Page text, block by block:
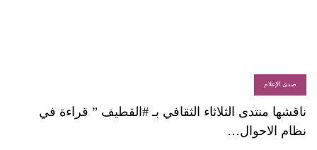
صدى الإعلام
ناقشها منتدى الثلاثاء الثقافي بـ #القطيف ” قراءة في
نظام الاحوال…